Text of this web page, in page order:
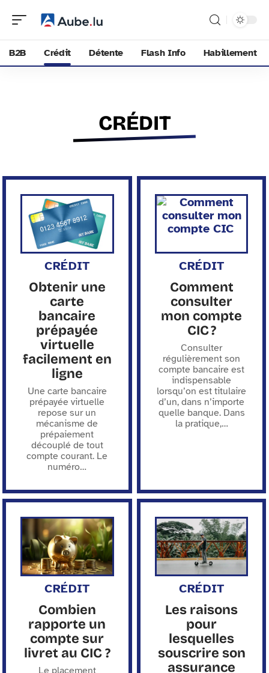
B2B Crédit Détente Flash Info Habillement
CRÉDIT
CRÉDIT
Obtenir une
carte
bancaire
prépayée
virtuelle
facilement en
ligne
Une carte bancaire
prépayée virtuelle
repose sur un
mécanisme de
prépaiement
découplé de tout
compte courant. Le
numéro…
CRÉDIT
Comment
consulter
mon compte
CIC ?
Consulter
régulièrement son
compte bancaire est
indispensable
lorsqu’on est titulaire
d’un, dans n’importe
quelle banque. Dans
la pratique,…
CRÉDIT
Combien
rapporte un
compte sur
livret au CIC ?
CRÉDIT
Les raisons
pour
lesquelles
souscrire son
assurance